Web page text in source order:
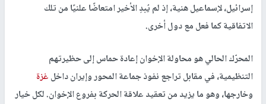
إسرائيل، لإسماعيل هنية، إذ لم يُبدِ الأخير امتعاضًا علنيًا من تلك
الاتفاقية كما فعل مع دول أخرى.
المحرّك الحالي هو محاولة الإخوان إعادة حماس إلى حظيرتهم
التنظيمية، في مقابل تراجع نفوذ جماعة المحور وإيران داخلغزة
وخارجها، وهو ما يزيد من تعقيد علاقة الحركة بفروع الإخوان. لكل خيار